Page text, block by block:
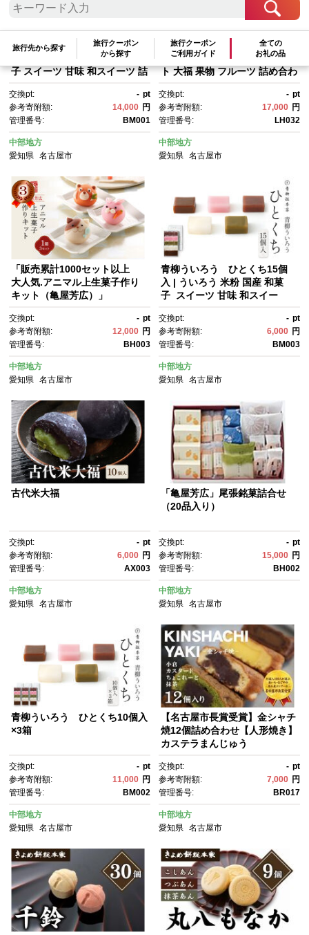
旅行先から探す
旅行クーポン
から探す
旅行クーポン
ご利用ガイド
全ての
お礼の品
青柳ういろう7本入セット | う
いろう 米粉 国産 和菓子 伝統菓
子 スイーツ 甘味 和スイーツ 詰
すすめ 手土産 贈り物 ギフト お
しゃれ 送料無料
交換pt: - pt
参考寄附額:
14,000 円
管理番号:
BM001
中部地方
愛知県
名古屋市
【弁才天】フルーツ大福 4種 4
個 黄金砂利餅 5個 1箱 セッ
ト 大福 果物 フルーツ 詰め合わ
ム 砂利餅 餅 お取り寄せ グル
メ ギフト プレゼント 和菓子 ス
イーツ 冷蔵 愛知県 名古屋市
交換pt: - pt
参考寄附額:
17,000 円
管理番号:
LH032
中部地方
愛知県 名古屋市
「販売累計1000セット以上
大人気.アニマル上生菓子作り
キット（亀屋芳広）」
交換pt: - pt
参考寄附額:
12,000 円
管理番号:
BH003
中部地方
愛知県
名古屋市
青柳ういろう ひとくち15個
入 | ういろう 米粉 国産 和菓
子 スイーツ 甘味 和スイー
すすめ 手土産 贈り物 ギフト お
しゃれ 送料無料
交換pt: - pt
参考寄附額:
6,000 円
管理番号:
BM003
中部地方
愛知県 名古屋市
古代米大福
交換pt: - pt
参考寄附額:
6,000 円
管理番号:
AX003
中部地方
愛知県
名古屋市
「亀屋芳広」尾張銘菓詰合せ
（20品入り）
交換pt: - pt
参考寄附額:
15,000 円
管理番号:
BH002
中部地方
愛知県 名古屋市
青柳ういろう ひとくち10個入
×3箱
交換pt: - pt
参考寄附額:
11,000 円
管理番号:
BM002
中部地方
愛知県
名古屋市
【名古屋市長賞受賞】金シャチ
焼12個詰め合わせ【人形焼き】
カステラまんじゅう
交換pt: - pt
参考寄附額:
7,000 円
管理番号:
BR017
中部地方
愛知県 名古屋市